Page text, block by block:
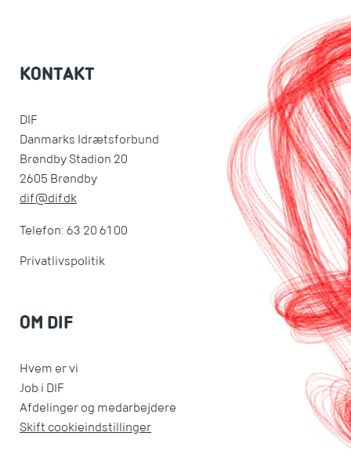
KONTAKT
DIF
Danmarks Idrætsforbund
Brøndby Stadion 20
2605 Brøndby
dif@dif.dk
Telefon: 63 20 61 00
Privatlivspolitik
OM DIF
Hvem er vi
Job i DIF
Afdelinger og medarbejdere
Skift cookieindstillinger